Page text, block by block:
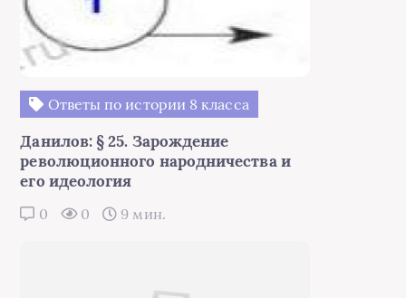
Ответы по истории 8 класса
Данилов: § 25. Зарождение
революционного народничества и
его идеология
0 0 9 мин.